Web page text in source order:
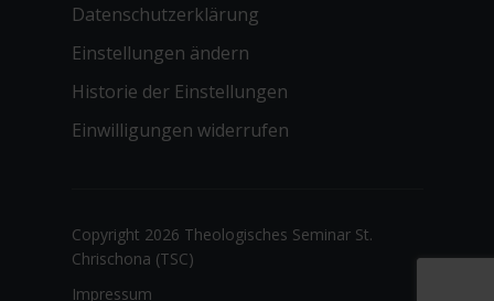
Datenschutzerklärung
Einstellungen ändern
Historie der Einstellungen
Einwilligungen widerrufen
Copyright 2026 Theologisches Seminar St.
Chrischona (TSC)
Impressum